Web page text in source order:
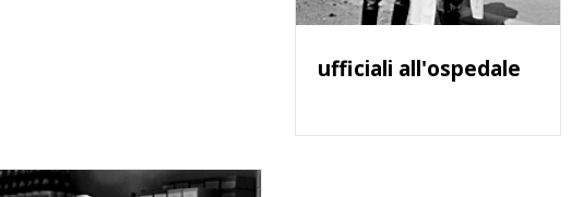
ufficiali all'ospedale